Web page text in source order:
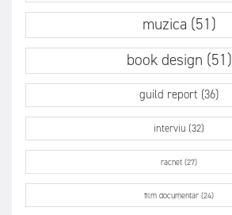
muzica (51)
book design (51)
guild report (36)
interviu (32)
racnet (27)
film documentar (24)